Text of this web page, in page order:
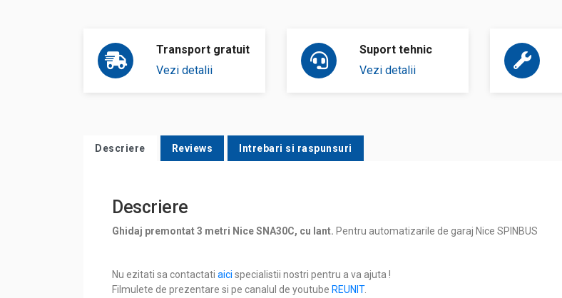
Transport gratuit
Vezi detalii
Suport tehnic
Vezi detalii
Descriere Reviews Intrebari si raspunsuri
Descriere
Ghidaj premontat 3 metri Nice SNA30C, cu lant. Pentru automatizarile de garaj Nice SPINBUS
Nu ezitati sa contactati aici specialistii nostri pentru a va ajuta !
Filmulete de prezentare si pe canalul de youtube REUNIT.